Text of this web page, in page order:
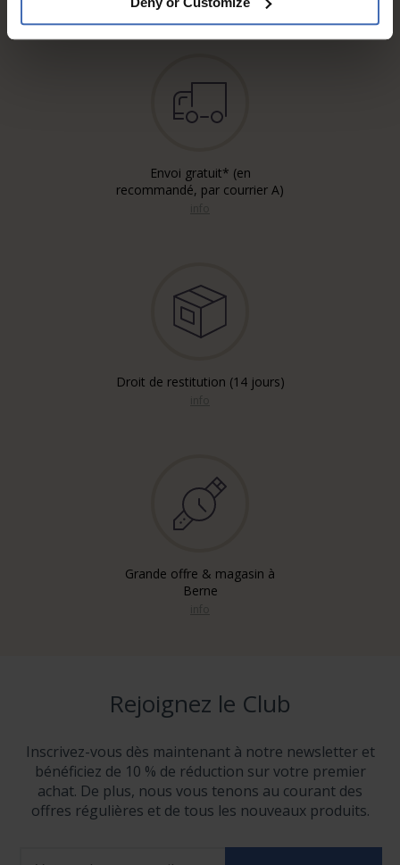
Envoi gratuit* (en
recommandé, par courrier A)
Droit de restitution (14 jours)
Grande offre & magasin à
Berne
Rejoignez le Club
Inscrivez-vous dès maintenant à notre newsletter et
bénéficiez de 10 % de réduction sur votre premier
achat. De plus, nous vous tenons au courant des
offres régulières et de tous les nouveaux produits.